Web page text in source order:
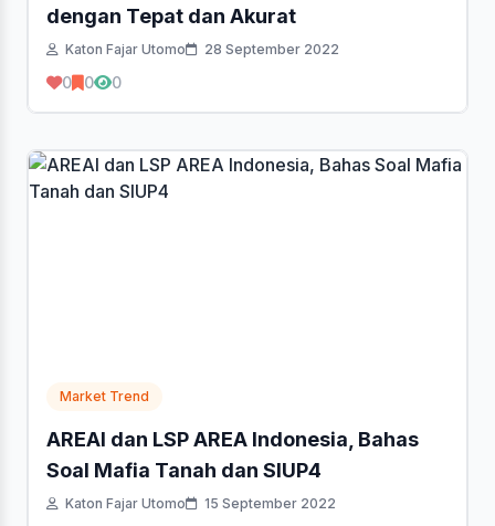
dengan Tepat dan Akurat
Katon Fajar Utomo 28 September 2022
0 0 0
Market Trend
AREAI dan LSP AREA Indonesia, Bahas
Soal Mafia Tanah dan SIUP4
Katon Fajar Utomo 15 September 2022